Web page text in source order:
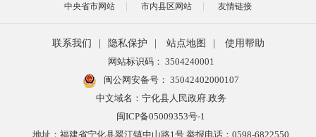
中央省市网站 市内县区网站 友情链接
联系我们 | 隐私保护 | 站点地图 |
使用帮助
网站标识码： 3504240001
闽公网安备号： 35042402000107
中文域名：宁化县人民政府.政务
闽ICP备05009353号-1
地址：福建省宁化县翠江镇中山路1号 举报电话：0598-6822550